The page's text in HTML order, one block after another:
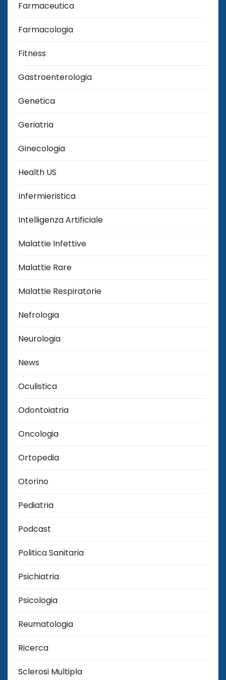
Farmaceutica
Farmacologia
Fitness
Gastroenterologia
Genetica
Geriatria
Ginecologia
Health US
Infermieristica
Intelligenza Artificiale
Malattie Infettive
Malattie Rare
Malattie Respiratorie
Nefrologia
Neurologia
News
Oculistica
Odontoiatria
Oncologia
Ortopedia
Otorino
Pediatria
Podcast
Politica Sanitaria
Psichiatria
Psicologia
Reumatologia
Ricerca
Sclerosi Multipla